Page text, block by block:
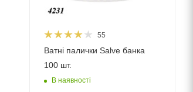
55
Ватні палички Salve банка
100 шт.
В наявності